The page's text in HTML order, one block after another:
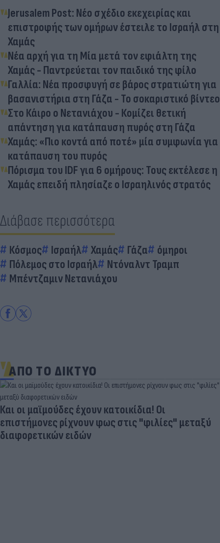
Jerusalem Post: Νέο σχέδιο εκεχειρίας και
επιστροφής των ομήρων έστειλε το Ισραήλ στη
Χαμάς
Νέα αρχή για τη Μία μετά τον εφιάλτη της
Χαμάς - Παντρεύεται τον παιδικό της φίλο
Γαλλία: Νέα προσφυγή σε βάρος στρατιώτη για
βασανιστήρια στη Γάζα - Το σοκαριστικό βίντεο
Στο Κάιρο ο Νετανιάχου - Κομίζει θετική
απάντηση για κατάπαυση πυρός στη Γάζα
Χαμάς: «Πιο κοντά από ποτέ» μία συμφωνία για
κατάπαυση του πυρός
Πόρισμα του IDF για 6 ομήρους: Τους εκτέλεσε η
Χαμάς επειδή πλησίαζε ο Ισραηλινός στρατός
Διάβασε περισσότερα
Κόσμος Ισραήλ Χαμάς Γάζα
όμηροι
Πόλεμος στο Ισραήλ
Ντόναλντ Τραμπ
Μπέντζαμιν Νετανιάχου
ΑΠΟ ΤΟ ΔΙΚΤΥΟ
Ηλεκτρικά πατίνια: 3,5 φορές μεγαλύτερος ο
κίνδυνος σοβαρής εγκεφαλικής κάκωσης